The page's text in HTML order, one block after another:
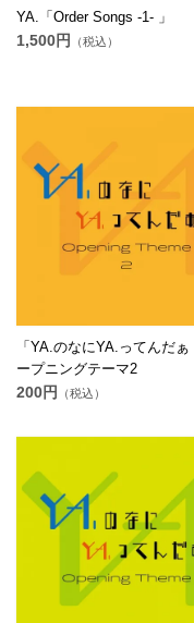
YA.「Order Songs -1- 」
1,500円 （税込）
「YA.のなにYA.ってんだぁ
ープニングテーマ2
200円 （税込）